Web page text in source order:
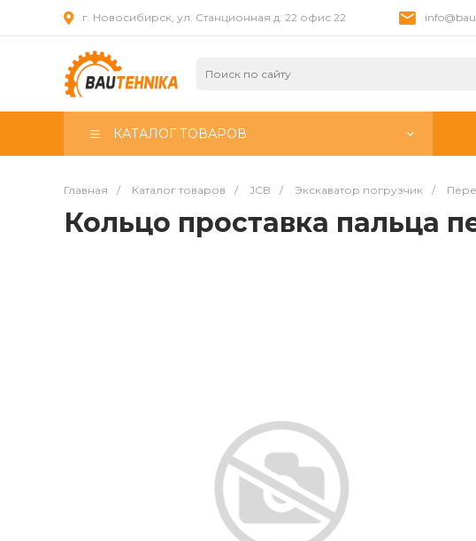
г. Новосибирск, ул. Станционная д. 22 офис 22
КАТАЛОГ ТОВАРОВ
Главная / Каталог товаров / JCB / Экскаватор погрузчик /
Кольцо проставка пальца